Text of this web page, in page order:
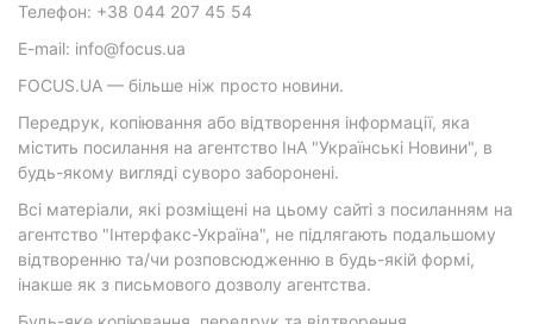
Телефон: +38 044 207 45 54
E-mail: info@focus.ua
FOCUS.UA — більше ніж просто новини.
Передрук, копіювання або відтворення інформації, яка
містить посилання на агентство ІнА "Українські Новини", в
будь-якому вигляді суворо заборонені.
Всі матеріали, які розміщені на цьому сайті з посиланням на
агентство "Інтерфакс-Україна", не підлягають подальшому
відтворенню та/чи розповсюдженню в будь-якій формі,
інакше як з письмового дозволу агентства.